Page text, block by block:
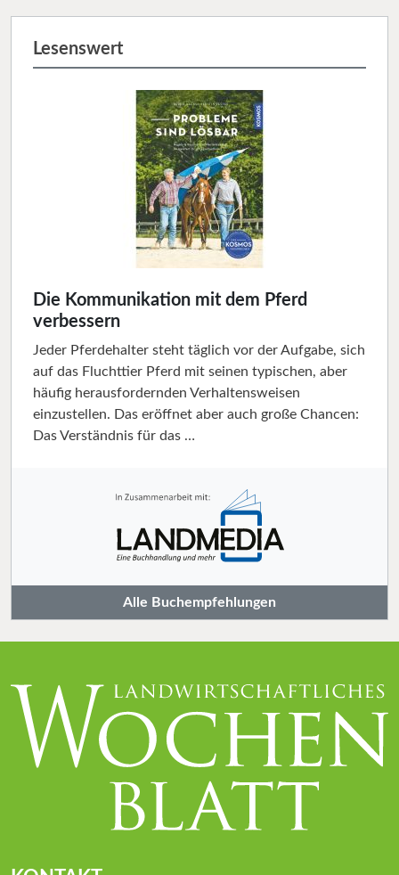
Lesenswert
Die Kommunikation mit dem Pferd
verbessern
Jeder Pferdehalter steht täglich vor der Aufgabe, sich
auf das Fluchttier Pferd mit seinen typischen, aber
häufig herausfordernden Verhaltensweisen
einzustellen. Das eröffnet aber auch große Chancen:
Das Verständnis für das …
Alle Buchempfehlungen